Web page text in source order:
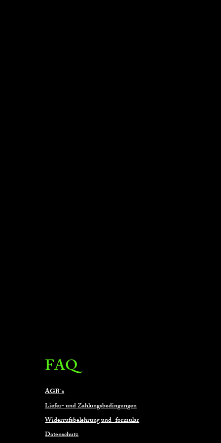
FAQ
AGB´s
Liefer- und Zahlungsbedingungen
Widerrufsbelehrung und -formular
Datenschutz